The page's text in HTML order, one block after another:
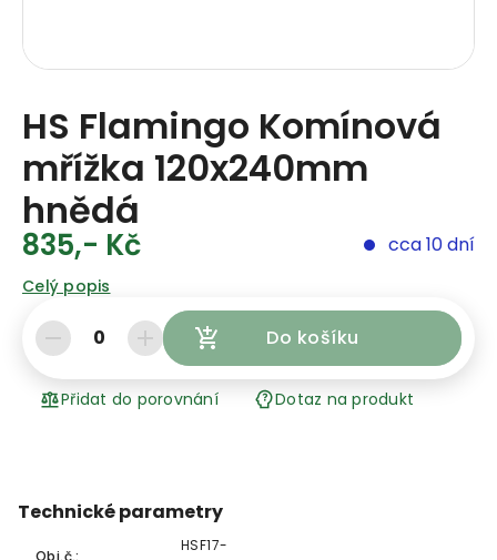
HS Flamingo Komínová
mřížka 120x240mm
hnědá
835,- Kč cca 10 dní
Celý popis
0 Do košíku
Přidat do porovnání Dotaz na produkt
Technické parametry
Obj.č.:
HSF17-